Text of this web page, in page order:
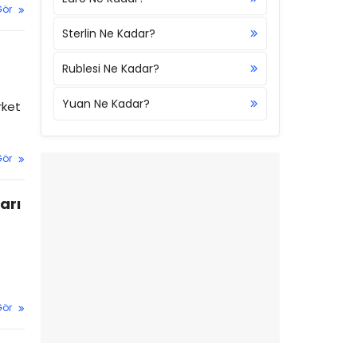
Sterlin Ne Kadar?
Rublesi Ne Kadar?
Yuan Ne Kadar?